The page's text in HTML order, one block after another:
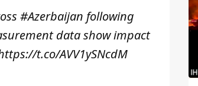
#Azerbaijan following
data show impact
t.co/AVV1ySNcdM